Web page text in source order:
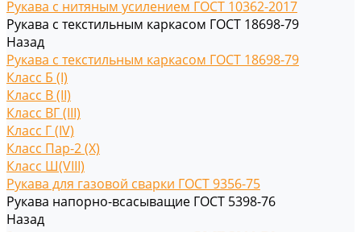
Рукава с нитяным усилением ГОСТ 10362-2017
Рукава с текстильным каркасом ГОСТ 18698-79
Назад
Рукава с текстильным каркасом ГОСТ 18698-79
Класс Б (I)
Класс В (II)
Класс ВГ (III)
Класс Г (IV)
Класс Пар-2 (X)
Класс Ш(VIII)
Рукава для газовой сварки ГОСТ 9356-75
Рукава напорно-всасыващие ГОСТ 5398-76
Назад